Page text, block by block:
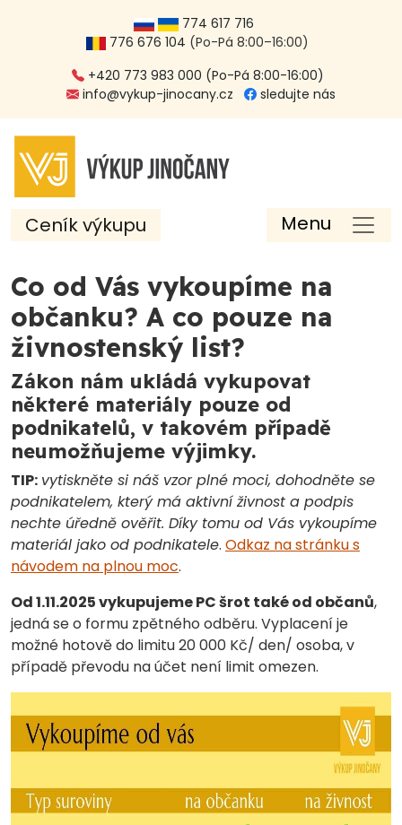
774 617 716
776 676 104 (Po-Pá 8:00–16:00)
+420 773 983 000 (Po-Pá 8:00-16:00)
info@vykup-jinocany.cz
sledujte nás
Ceník výkupu Menu
Co od Vás vykoupíme na
občanku? A co pouze na
živnostenský list?
Zákon nám ukládá vykupovat
některé materiály pouze od
podnikatelů, v takovém případě
neumožňujeme výjimky.
TIP: vytiskněte si náš vzor plné moci, dohodněte se
podnikatelem, který má aktivní živnost a podpis
nechte úředně ověřit. Díky tomu od Vás vykoupíme
materiál jako od podnikatele. Odkaz na stránku s
návodem na plnou moc.
Od 1.11.2025 vykupujeme PC šrot také od občanů,
jedná se o formu zpětného odběru. Vyplacení je
možné hotově do limitu 20 000 Kč/ den/ osoba, v
případě převodu na účet není limit omezen.